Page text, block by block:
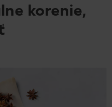
korenie,